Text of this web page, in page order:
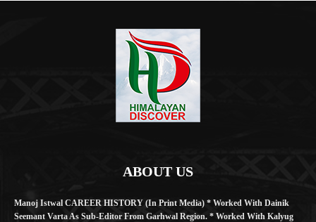
ABOUT US
Manoj Istwal CAREER HISTORY (in Print Media) * Worked With Dainik
Seemant Varta As Sub-Editor From Garhwal Region. * Worked With Kalyug